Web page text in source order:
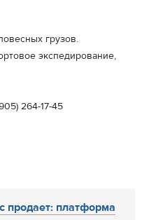
грузов.
экспедирование,
264-17-45
продает: платформа